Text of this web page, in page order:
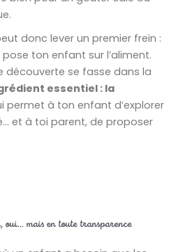
donc lever un premier frein :
ton enfant sur l’aliment.
découverte se fasse dans la
essentiel : la
permet à ton enfant d’explorer
et à toi parent, de proposer
mais en toute transparence